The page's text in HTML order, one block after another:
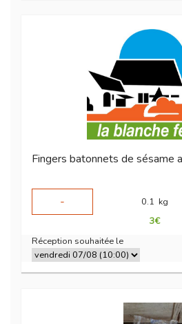
Fingers batonnets de sésame
-
0.1 kg
3€
Réception souhaitée le